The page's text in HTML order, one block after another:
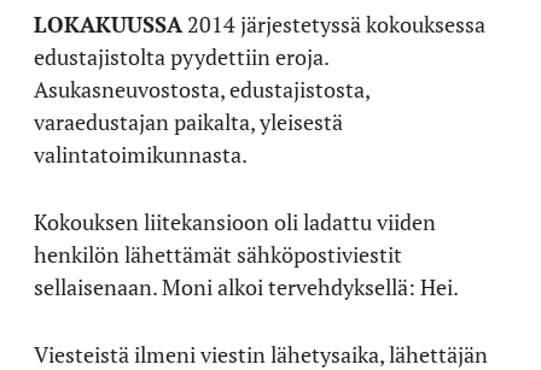
LOKAKUUSSA2014 järjestetyssä kokouksessa
edustajistolta pyydettiin eroja.
Asukasneuvostosta, edustajistosta,
varaedustajan paikalta, yleisestä
valintatoimikunnasta.
Kokouksen liitekansioon oli ladattu viiden
henkilön lähettämät sähköpostiviestit
sellaisenaan. Moni alkoi tervehdyksellä: Hei.
Viesteistä ilmeni viestin lähetysaika, lähettäjän